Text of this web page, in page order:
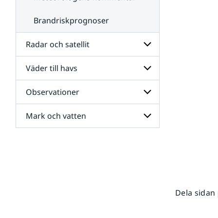
Brandriskprognoser
Radar och satellit
Undersidor
för
Radar
och
satellit
Väder till havs
Undersidor
för
Väder
till
havs
Observationer
Undersidor
för
Mark och vatten
Dela sidan